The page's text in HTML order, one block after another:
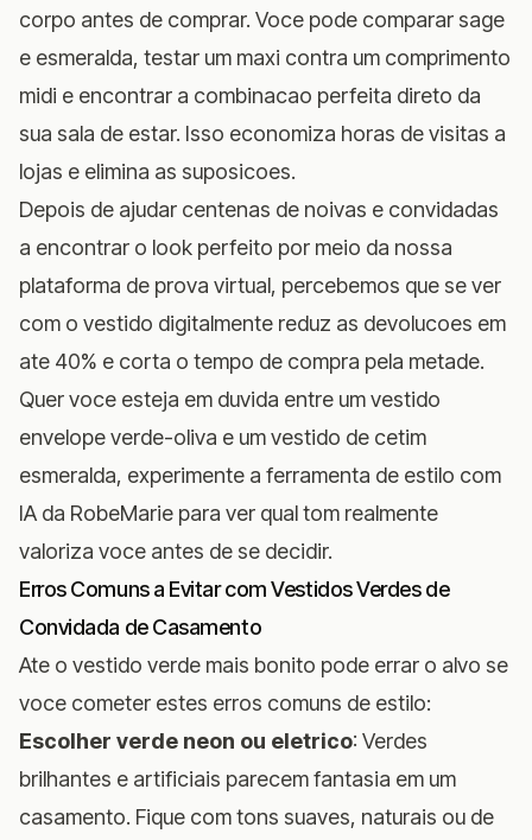
corpo antes de comprar. Voce pode comparar sage
e esmeralda, testar um maxi contra um comprimento
midi e encontrar a combinacao perfeita direto da
sua sala de estar. Isso economiza horas de visitas a
lojas e elimina as suposicoes.
Depois de ajudar centenas de noivas e convidadas
a encontrar o look perfeito por meio da nossa
plataforma de prova virtual, percebemos que se ver
com o vestido digitalmente reduz as devolucoes em
ate 40% e corta o tempo de compra pela metade.
Quer voce esteja em duvida entre um vestido
envelope verde-oliva e um vestido de cetim
esmeralda, experimente a ferramenta de estilo com
IA da RobeMarie para ver qual tom realmente
valoriza voce antes de se decidir.
Erros Comuns a Evitar com Vestidos Verdes de
Convidada de Casamento
Ate o vestido verde mais bonito pode errar o alvo se
voce cometer estes erros comuns de estilo:
Escolher verde neon ou eletrico: Verdes
brilhantes e artificiais parecem fantasia em um
casamento. Fique com tons suaves, naturais ou de